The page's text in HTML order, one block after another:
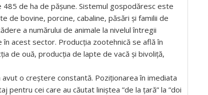
de ha de pășune. Sistemul gospodăresc este
de bovine, porcine, cabaline, păsări și familii de
a numărului de animale la nivelul întregii
acest sector. Producția zootehnică se află în
de ouă, producția de lapte de vacă și bivoliță,
avut o creștere constantă. Poziționarea în imediata
pentru cei care au căutat liniștea ”de la țară” la ”doi